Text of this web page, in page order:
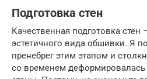
Подготовка стен
Качественная подготовка стен
эстетичного вида обшивки. Я
пренебрег этим этапом и
со временем деформировалась